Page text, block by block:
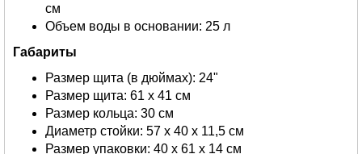
см
Объем воды в основании: 25 л
Габариты
Размер щита (в дюймах): 24"
Размер щита: 61 х 41 см
Размер кольца: 30 см
Диаметр стойки: 57 х 40 х 11,5 см
Размер упаковки: 40 х 61 х 14 см